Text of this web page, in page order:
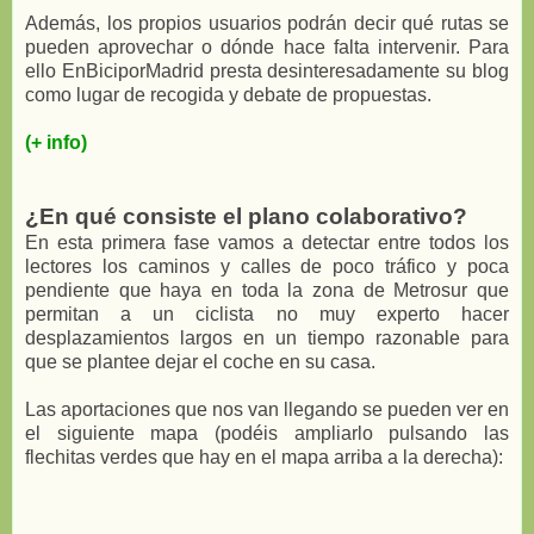
Además, los propios usuarios podrán decir qué rutas se
pueden aprovechar o dónde hace falta intervenir. Para
ello EnBiciporMadrid presta desinteresadamente su blog
como lugar de recogida y debate de propuestas.
(+ info)
¿En qué consiste el plano colaborativo?
En esta primera fase vamos a detectar entre todos los
lectores los caminos y calles de poco tráfico y poca
pendiente que haya en toda la zona de Metrosur que
permitan a un ciclista no muy experto hacer
desplazamientos largos en un tiempo razonable para
que se plantee dejar el coche en su casa.
Las aportaciones que nos van llegando se pueden ver en
el siguiente mapa (podéis ampliarlo pulsando las
flechitas verdes que hay en el mapa arriba a la derecha):